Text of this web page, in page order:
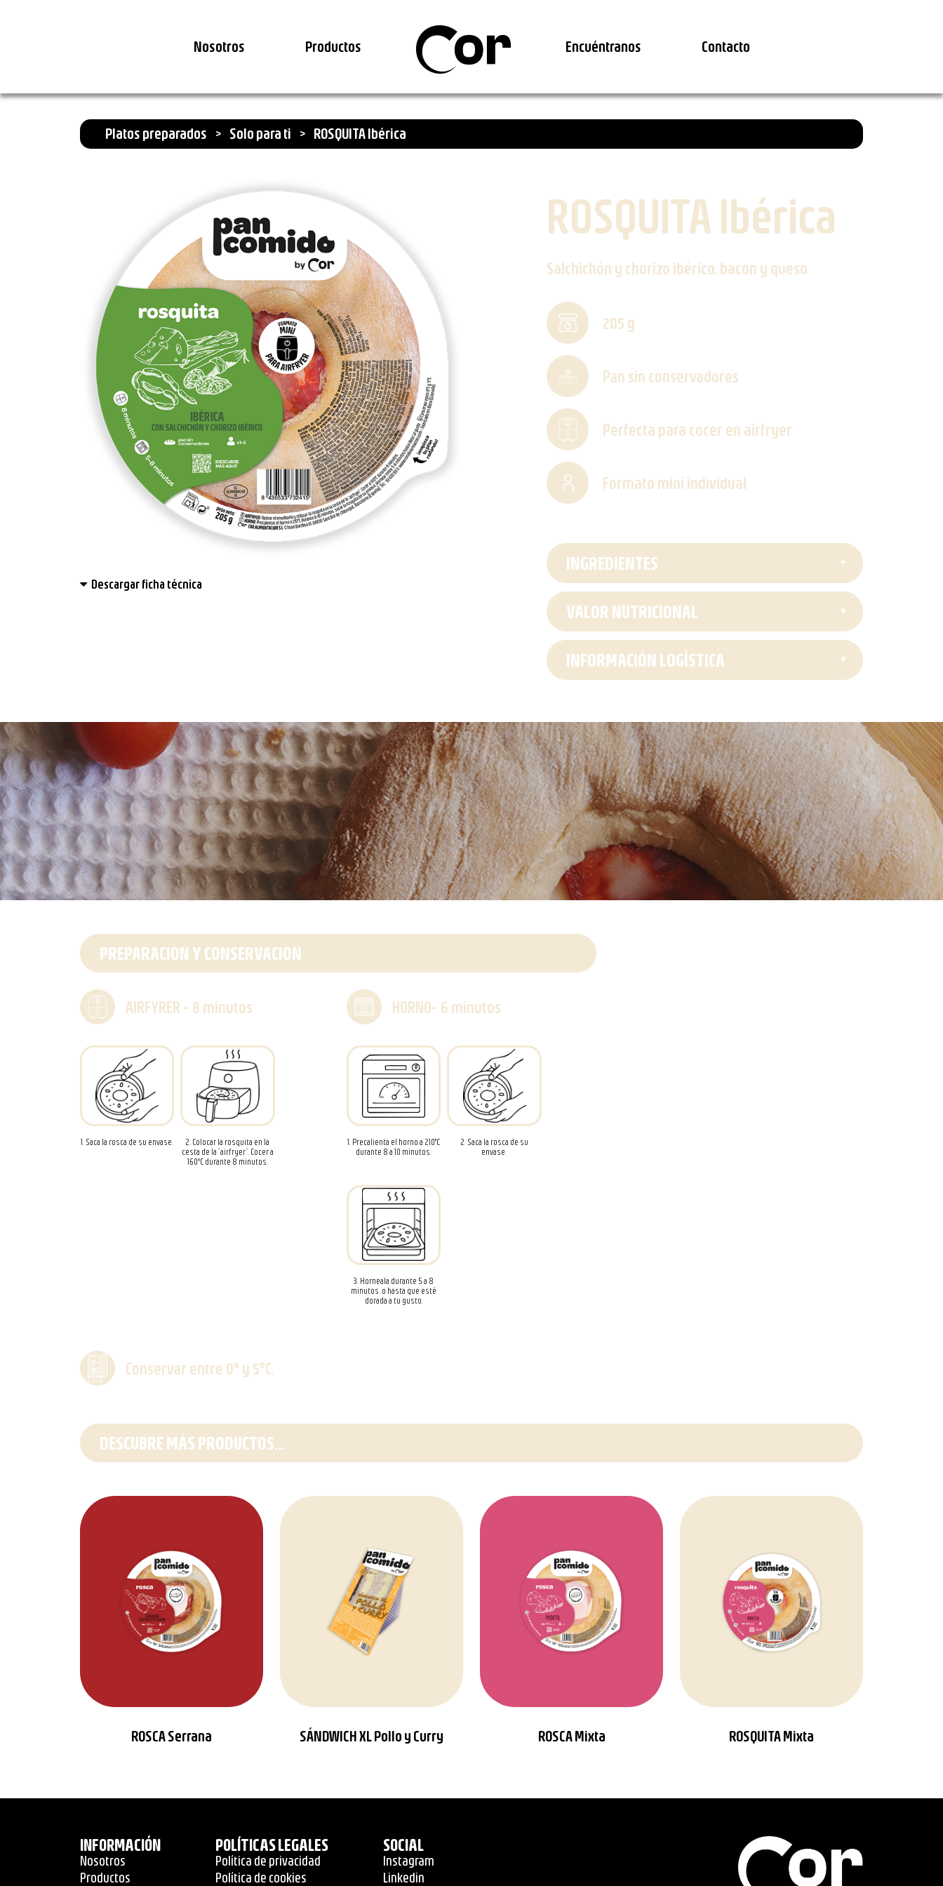
Nosotros Productos Encuéntranos Contacto
Platos preparados > Solo para ti > ROSQUITA Ibérica
Descargar ficha técnica
ROSQUITA Ibérica
Salchichón y chorizo ibérico, bacon y queso
205 g
Pan sin conservadores
Perfecta para cocer en airfryer
Formato mini individual
INGREDIENTES
VALOR NUTRICIONAL
INFORMACIÓN LOGÍSTICA
PREPARACION Y CONSERVACION
AIRFYRER - 8 minutos
1. Saca la rosca de su envase.
2. Colocar la rosquita en la
cesta de la “airfryer”. Cocer a
160ºC durante 8 minutos.
HORNO- 6 minutos
1. Precalienta el horno a 210°C
durante 8 a 10 minutos.
2. Saca la rosca de su
envase.
3. Horneala durante 5 a 8
minutos, o hasta que esté
dorada a tu gusto.
Conservar entre 0º y 5ºC.
DESCUBRE MÁS PRODUCTOS...
ROSCA Serrana SÁNDWICH XL Pollo y Curry ROSCA Mixta ROSQUITA Mixta
INFORMACIÓN
Nosotros
Productos
POLÍTICAS LEGALES
Política de privacidad
Política de cookies
SOCIAL
Instagram
Linkedin